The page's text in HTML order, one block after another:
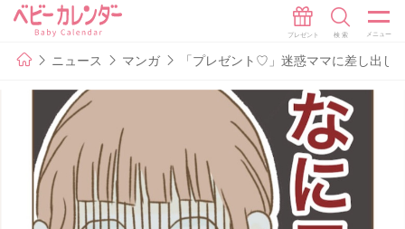
ニュース マンガ 「プレゼント♡」迷惑ママに差し出